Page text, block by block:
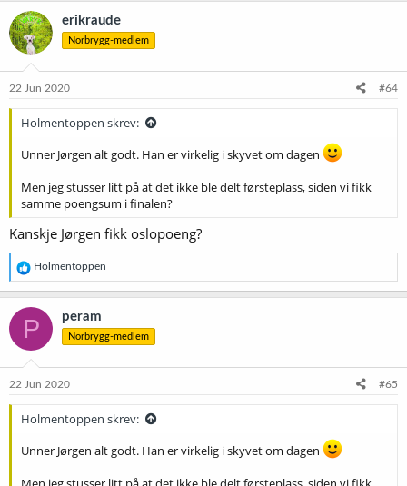
erikraude
Norbrygg-medlem
22 Jun 2020 #64
Holmentoppen skrev:
Unner Jørgen alt godt. Han er virkelig i skyvet om dagen
Men jeg stusser litt på at det ikke ble delt førsteplass, siden vi fikk
samme poengsum i finalen?
Kanskje Jørgen fikk oslopoeng?
R
e
a
k
s
o
e
Holmentoppen
P peram
Norbrygg-medlem
22 Jun 2020 #65
Holmentoppen skrev:
Unner Jørgen alt godt. Han er virkelig i skyvet om dagen